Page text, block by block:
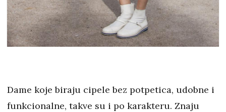
Dame koje biraju cipele bez potpetica, udobne i
funkcionalne, takve su i po karakteru. Znaju